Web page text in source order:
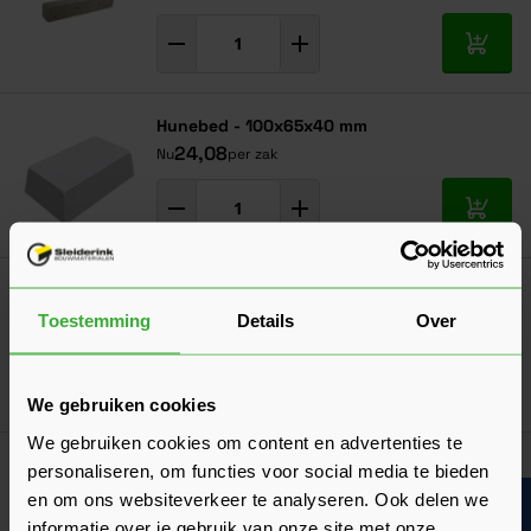
Toestemming Details Over
We gebruiken cookies
We gebruiken cookies om content en advertenties te
personaliseren, om functies voor social media te bieden
en om ons websiteverkeer te analyseren. Ook delen we
informatie over je gebruik van onze site met onze
In
Hunebed - 100x65x40 mm
Nu24,08per zak
In
Peridam Randstrookisolatie
(1 Beoordeling)
Vanaf26,29
Supportligger 200 cm
(2 Beoordelingen)
Verkrijgbaar in 6 hoogtes